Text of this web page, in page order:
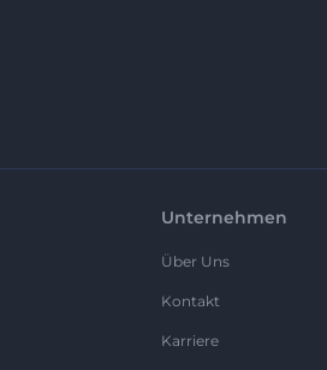
Unternehmen
Über Uns
Kontakt
Karriere